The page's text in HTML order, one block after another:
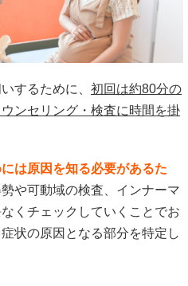
するために、 初回は約80分の
ンセリング・検査に時間を掛
は原因を知る必要があるた
や可動域の検査、インナーマ
くチェックしていくことでお
状の原因となる部分を特定し